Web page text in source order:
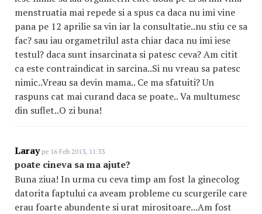
menstruatia mai repede si a spus ca daca nu imi vine
pana pe 12 aprilie sa vin iar la consultatie..nu stiu ce sa
fac? sau iau orgametrilul asta chiar daca nu imi iese
testul? daca sunt insarcinata si patesc ceva? Am citit
ca este contraindicat in sarcina..Si nu vreau sa patesc
nimic..Vreau sa devin mama.. Ce ma sfatuiti? Un
raspuns cat mai curand daca se poate.. Va multumesc
din suflet..O zi buna!
Laraype 16 Feb 2013, 11:33
poate cineva sa ma ajute?
Buna ziua! In urma cu ceva timp am fost la ginecolog
datorita faptului ca aveam probleme cu scurgerile care
erau foarte abundente si urat mirositoare...Am fost